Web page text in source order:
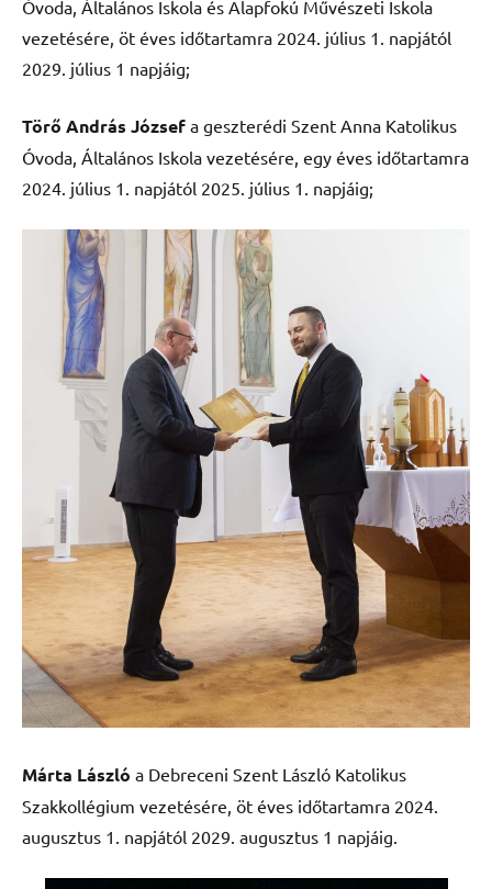
Óvoda, Általános Iskola és Alapfokú Művészeti Iskola
vezetésére, öt éves időtartamra 2024. július 1. napjától
2029. július 1 napjáig;
Törő András József a geszterédi Szent Anna Katolikus
Óvoda, Általános Iskola vezetésére, egy éves időtartamra
2024. július 1. napjától 2025. július 1. napjáig;
Márta László a Debreceni Szent László Katolikus
Szakkollégium vezetésére, öt éves időtartamra 2024.
augusztus 1. napjától 2029. augusztus 1 napjáig.